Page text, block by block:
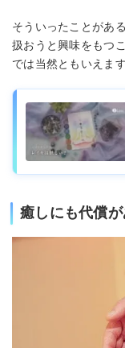
そういったことがあ
扱おうと興味をもつ
では当然ともいえます
癒しにも代償が